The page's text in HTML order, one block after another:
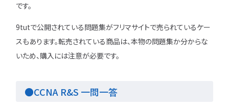
です。
9tutで公開されている問題集がフリマサイトで売られているケー
スもあります。転売されている商品は、本物の問題集か分からな
いため、購入には注意が必要です。
●CCNA R&S 一問一答